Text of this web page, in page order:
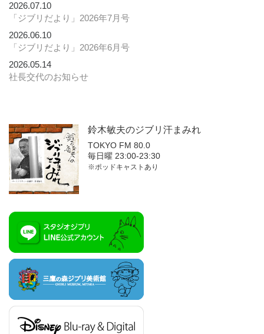
2026.07.10
「ジブリだより」2026年7月号
2026.06.10
「ジブリだより」2026年6月号
2026.05.14
社長交代のお知らせ
鈴木敏夫のジブリ汗まみれ
TOKYO FM 80.0
毎日曜 23:00-23:30
※ポッドキャストあり